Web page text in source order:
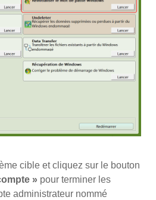
cible et cliquez sur le bouton
» pour terminer les
administrateur nommé